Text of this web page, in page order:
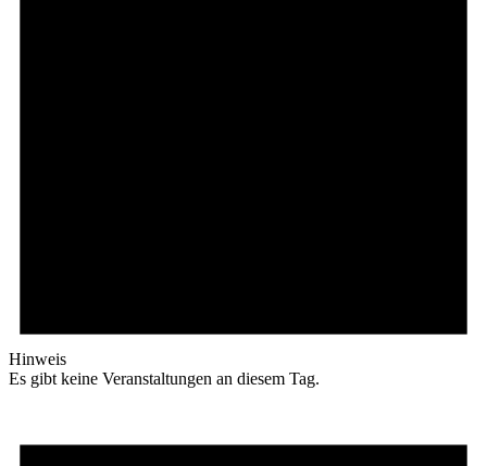
Hinweis
Es gibt keine Veranstaltungen an diesem Tag.